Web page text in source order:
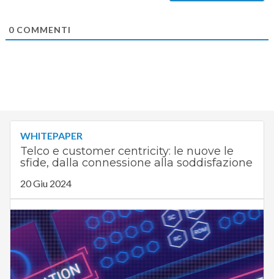
0COMMENTI
WHITEPAPER
Telco e customer centricity: le nuove le
sfide, dalla connessione alla soddisfazione
20 Giu 2024